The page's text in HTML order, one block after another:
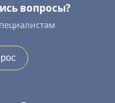
вопросы?